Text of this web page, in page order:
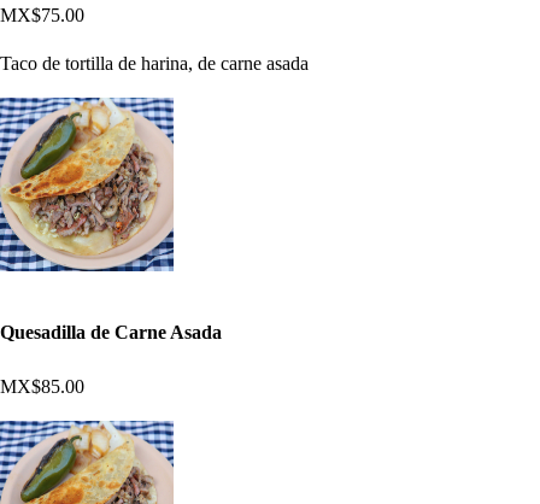
MX$75.00
Taco de tortilla de harina, de carne asada
Quesadilla de Carne Asada
MX$85.00